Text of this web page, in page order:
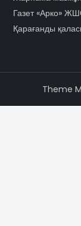
Газет «Арко»
Қарағанды
Theme